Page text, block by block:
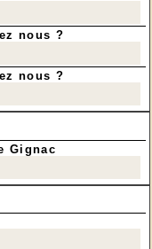
nous ?
nous ?
Gignac